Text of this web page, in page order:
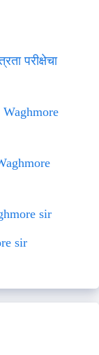
परीक्षेचा
sir
sir